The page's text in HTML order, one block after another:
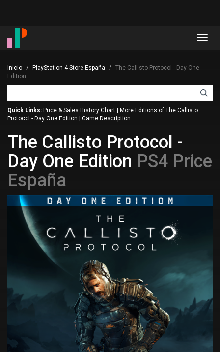
Inicio PlayStation 4 Store España
The Callisto Protocol - Day One
Edition
Quick Links: Price & Sales History Chart
More Editions of The Callisto
Protocol - Day One Edition
Game Description
The Callisto Protocol -
Day One Edition PS4 Price
España